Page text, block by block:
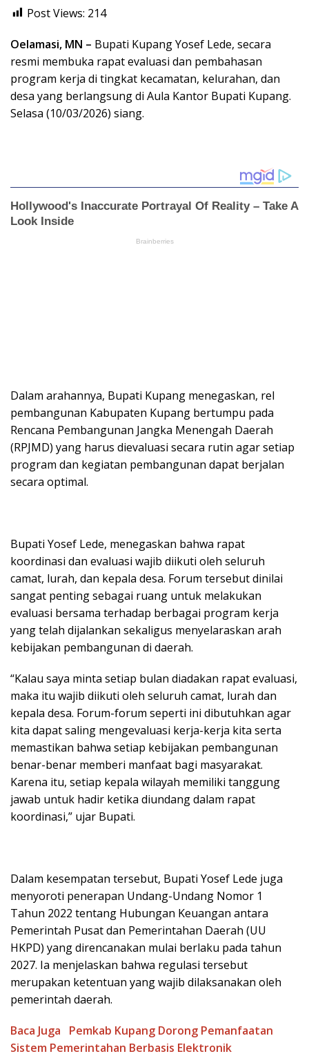
Post Views: 214
Oelamasi, MN – Bupati Kupang Yosef Lede, secara
resmi membuka rapat evaluasi dan pembahasan
program kerja di tingkat kecamatan, kelurahan, dan
desa yang berlangsung di Aula Kantor Bupati Kupang.
Selasa (10/03/2026) siang.
Dalam arahannya, Bupati Kupang menegaskan, rel
pembangunan Kabupaten Kupang bertumpu pada
Rencana Pembangunan Jangka Menengah Daerah
(RPJMD) yang harus dievaluasi secara rutin agar setiap
program dan kegiatan pembangunan dapat berjalan
secara optimal.
Bupati Yosef Lede, menegaskan bahwa rapat
koordinasi dan evaluasi wajib diikuti oleh seluruh
camat, lurah, dan kepala desa. Forum tersebut dinilai
sangat penting sebagai ruang untuk melakukan
evaluasi bersama terhadap berbagai program kerja
yang telah dijalankan sekaligus menyelaraskan arah
kebijakan pembangunan di daerah.
“Kalau saya minta setiap bulan diadakan rapat evaluasi,
maka itu wajib diikuti oleh seluruh camat, lurah dan
kepala desa. Forum-forum seperti ini dibutuhkan agar
kita dapat saling mengevaluasi kerja-kerja kita serta
memastikan bahwa setiap kebijakan pembangunan
benar-benar memberi manfaat bagi masyarakat.
Karena itu, setiap kepala wilayah memiliki tanggung
jawab untuk hadir ketika diundang dalam rapat
koordinasi,” ujar Bupati.
Dalam kesempatan tersebut, Bupati Yosef Lede juga
menyoroti penerapan Undang-Undang Nomor 1
Tahun 2022 tentang Hubungan Keuangan antara
Pemerintah Pusat dan Pemerintahan Daerah (UU
HKPD) yang direncanakan mulai berlaku pada tahun
2027. Ia menjelaskan bahwa regulasi tersebut
merupakan ketentuan yang wajib dilaksanakan oleh
pemerintah daerah.
Baca Juga
Pemkab Kupang Dorong Pemanfaatan
Sistem Pemerintahan Berbasis Elektronik